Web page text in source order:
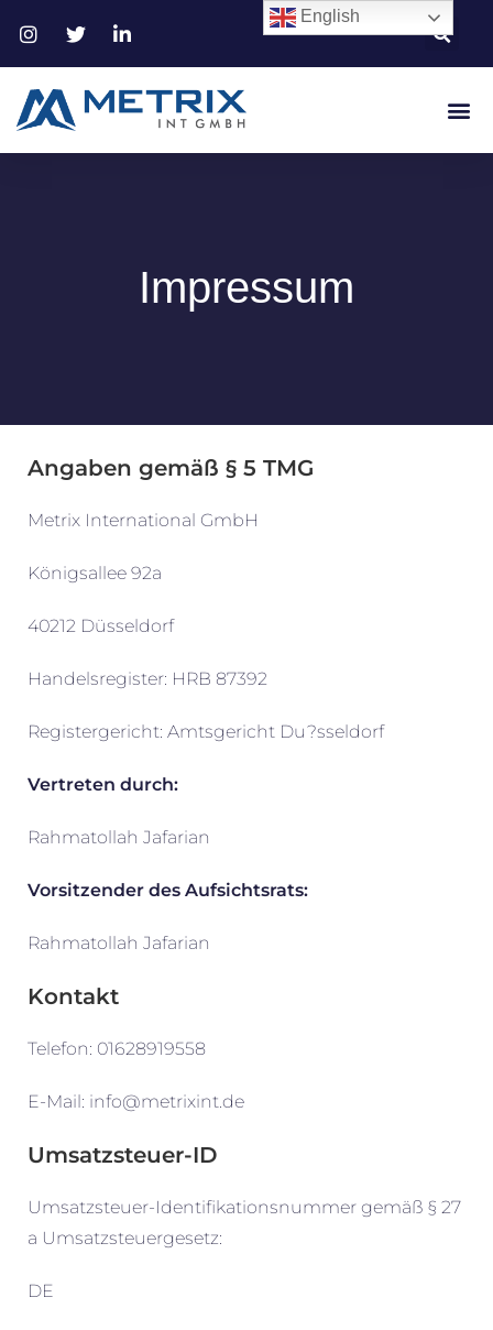
Impressum
Angaben gemäß § 5 TMG
Metrix International GmbH
Königsallee 92a
40212 Düsseldorf
Handelsregister: HRB 87392
Registergericht: Amtsgericht Du?sseldorf
Vertreten durch:
Rahmatollah Jafarian
Vorsitzender des Aufsichtsrats:
Rahmatollah Jafarian
Kontakt
Telefon: 01628919558
E-Mail: info@metrixint.de
Umsatzsteuer-ID
Umsatzsteuer-Identifikationsnummer gemäß § 27
a Umsatzsteuergesetz:
DE
English